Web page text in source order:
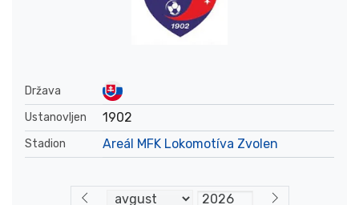
Država
Ustanovljen
1902
Stadion Areál MFK Lokomotíva Zvolen